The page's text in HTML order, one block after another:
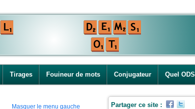
Tirages Fouineur de mots Conjugateur Quel ODS
Masquer le menu gauche Partager ce site :